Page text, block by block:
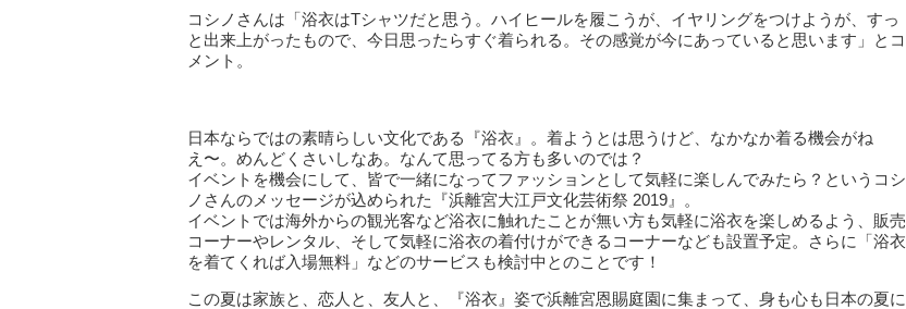
コシノさんは「浴衣はTシャツだと思う。ハイヒールを履こうが、イヤリングをつけようが、すっ
と出来上がったもので、今日思ったらすぐ着られる。その感覚が今にあっていると思います」とコ
メント。
日本ならではの素晴らしい文化である『浴衣』。着ようとは思うけど、なかなか着る機会がね
え〜。めんどくさいしなあ。なんて思ってる方も多いのでは？
イベントを機会にして、皆で一緒になってファッションとして気軽に楽しんでみたら？というコシ
ノさんのメッセージが込められた『浜離宮大江戸文化芸術祭 2019』。
イベントでは海外からの観光客など浴衣に触れたことが無い方も気軽に浴衣を楽しめるよう、販売
コーナーやレンタル、そして気軽に浴衣の着付けができるコーナーなども設置予定。さらに「浴衣
を着てくれば入場無料」などのサービスも検討中とのことです！
この夏は家族と、恋人と、友人と、『浴衣』姿で浜離宮恩賜庭園に集まって、身も心も日本の夏に